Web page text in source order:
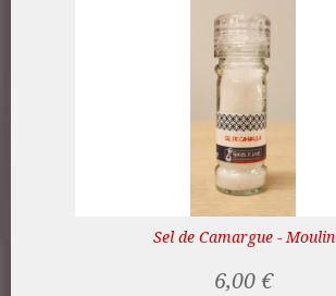
Sel de Camargue - Moulin
6,00 €